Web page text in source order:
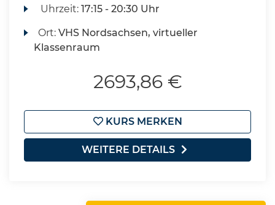
Uhrzeit:17:15 - 20:30 Uhr
Ort:VHS Nordsachsen, virtueller
Klassenraum
2693,86 €
KURS MERKEN
WEITERE DETAILS